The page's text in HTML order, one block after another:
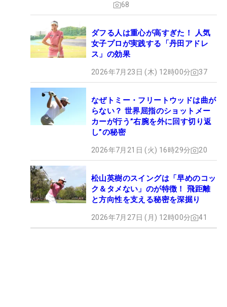
68
ダフる人は重心が高すぎた！ 人気
女子プロが実践する「丹田アドレ
ス」の効果
2026年7月23日 (木) 12時00分 37
なぜトミー・フリートウッドは曲が
らない？ 世界屈指のショットメー
カーが行う”右腕を外に回す切り返
し”の秘密
2026年7月21日 (火) 16時29分 20
松山英樹のスイングは「早めのコッ
ク＆タメない」のが特徴！ 飛距離
と方向性を支える秘密を深掘り
2026年7月27日 (月) 12時00分 41